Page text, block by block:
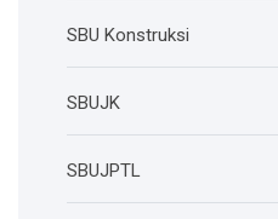
SBU Konstruksi
SBUJK
SBUJPTL